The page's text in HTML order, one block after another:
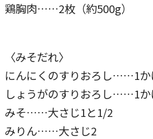
鶏胸肉……2枚（約500g）
〈みそだれ〉
にんにくのすりおろし……1か
しょうがのすりおろし……1か
みそ……大さじ1と1/2
みりん……大さじ2